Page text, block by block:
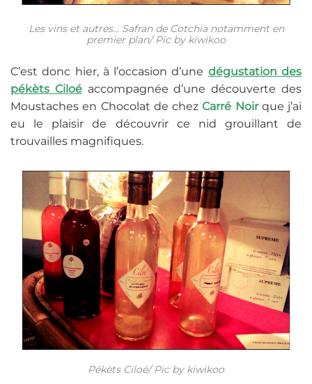
Les vins et autres… Safran de Cotchia notamment en
premier plan/ Pic by kiwikoo
C’est donc hier, à l’occasion d’une dégustation des
pékèts Ciloéaccompagnée d’une découverte des
Moustaches en Chocolat de chezCarré Noirque j’ai
eu le plaisir de découvrir ce nid grouillant de
trouvailles magnifiques.
Pékèts Ciloé/ Pic by kiwikoo